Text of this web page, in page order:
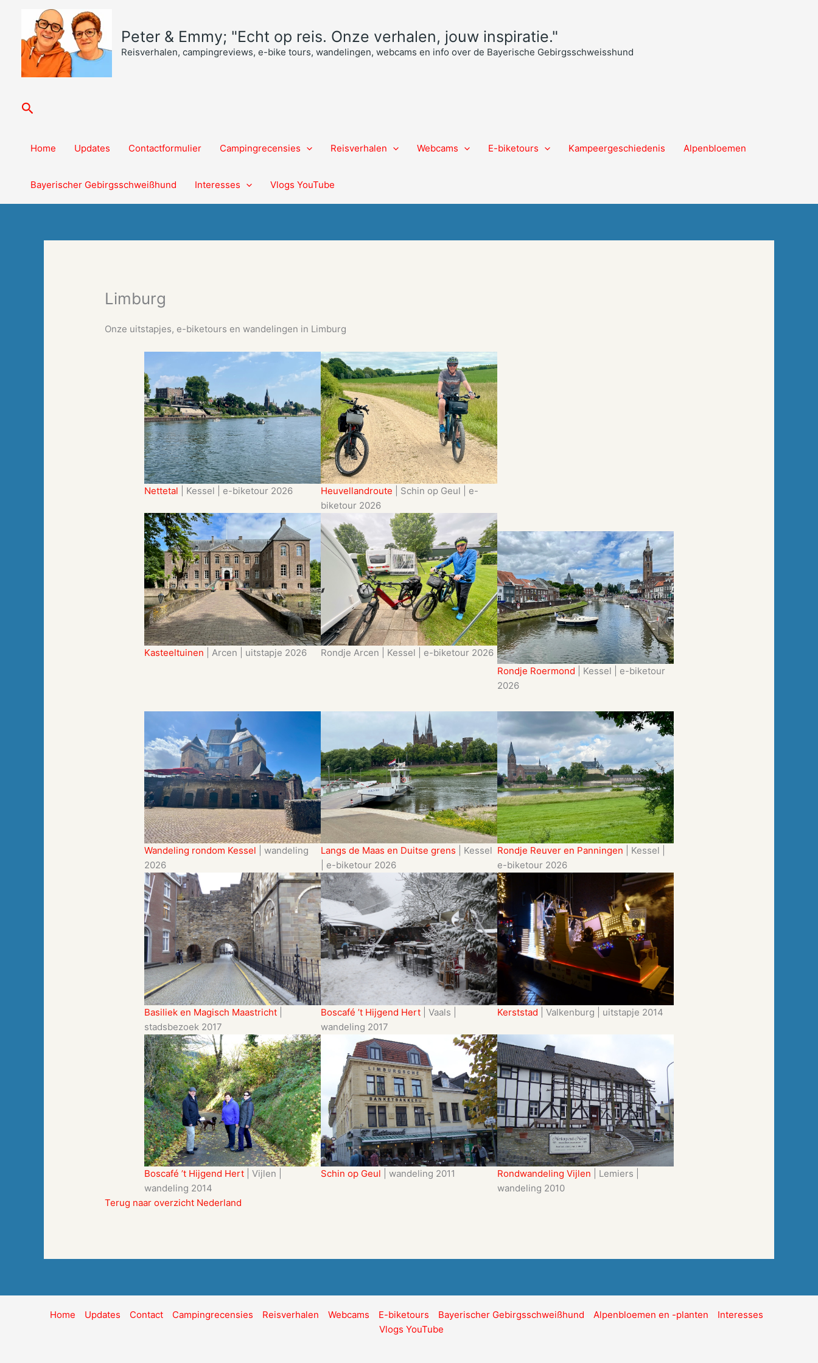
inhoud
Peter & Emmy; "Echt op reis. Onze verhalen, jouw inspiratie."
Reisverhalen, campingreviews, e-bike tours, wandelingen, webcams en info over de Bayerische Gebirgsschweisshund
Zoeken
Home Updates Contactformulier Campingrecensies Reisverhalen Webcams E-biketours Kampeergeschiedenis Alpenbloemen
Bayerischer Gebirgsschweißhund Interesses Vlogs YouTube
Limburg
Onze uitstapjes, e-biketours en wandelingen in Limburg
Nettetal | Kessel | e-biketour 2026 Heuvellandroute | Schin op Geul | e-
biketour 2026
Kasteeltuinen | Arcen | uitstapje 2026
Rondje Arcen | Kessel | e-biketour 2026
Rondje Roermond | Kessel | e-biketour
2026
Wandeling rondom Kessel
| wandeling
2026
Langs de Maas en Duitse grens | Kessel
| e-biketour 2026
Rondje Reuver en Panningen | Kessel |
e-biketour 2026
Basiliek en Magisch Maastricht
stadsbezoek 2017
Boscafé ’t Hijgend Hert | Vaals |
wandeling 2017
Kerststad | Valkenburg | uitstapje 2014
Boscafé ’t Hijgend Hert | Vijlen |
wandeling 2014
Schin op Geul | wandeling 2011 Rondwandeling Vijlen | Lemiers |
wandeling 2010
Terug naar overzicht Nederland
Home Updates Contact Campingrecensies Reisverhalen Webcams E-biketours Bayerischer Gebirgsschweißhund Alpenbloemen en -planten
Interesses
Vlogs YouTube